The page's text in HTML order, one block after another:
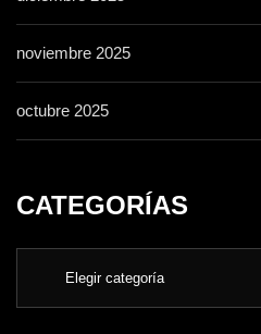
noviembre 2025
octubre 2025
CATEGORÍAS